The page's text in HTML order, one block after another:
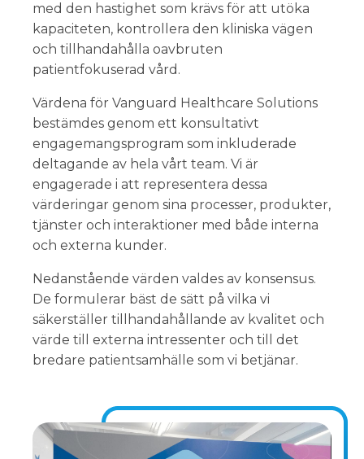
med den hastighet som krävs för att utöka
kapaciteten, kontrollera den kliniska vägen
och tillhandahålla oavbruten
patientfokuserad vård.
Värdena för Vanguard Healthcare Solutions
bestämdes genom ett konsultativt
engagemangsprogram som inkluderade
deltagande av hela vårt team. Vi är
engagerade i att representera dessa
värderingar genom sina processer, produkter,
tjänster och interaktioner med både interna
och externa kunder.
Nedanstående värden valdes av konsensus.
De formulerar bäst de sätt på vilka vi
säkerställer tillhandahållande av kvalitet och
värde till externa intressenter och till det
bredare patientsamhälle som vi betjänar.